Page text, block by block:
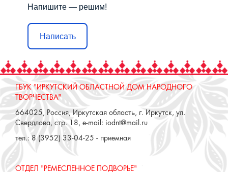
Напишите — решим!
Написать
ГБУК "ИРКУТСКИЙ ОБЛАСТНОЙ ДОМ НАРОДНОГО
ТВОРЧЕСТВА"
664025, Россия, Иркутская область, г. Иркутск, ул.
Свердлова, стр. 18, e-mail: iodnt@mail.ru
тел.: 8 (3952) 33-04-25 - приемная
ОТДЕЛ "РЕМЕСЛЕННОЕ ПОДВОРЬЕ"